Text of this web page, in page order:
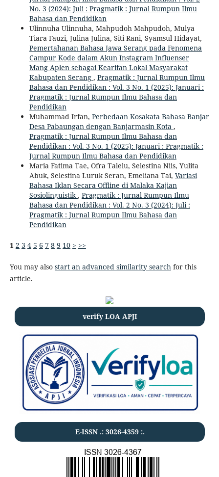
No. 3 (2024): Juli : Pragmatik : Jurnal Rumpun Ilmu
Bahasa dan Pendidikan
Ulinnuha Ulinnuha, Mahpudoh Mahpudoh, Mulya
Tiara Fauzi, Julina Julina, Siti Rani, Syamsul Hidayat,
Pemertahanan Bahasa Jawa Serang pada Fenomena
Campur Kode dalam Akun Instagram Influenser
Mang Aplen sebagai Kearifan Lokal Masyarakat
Kabupaten Serang , Pragmatik : Jurnal Rumpun Ilmu
Bahasa dan Pendidikan : Vol. 3 No. 1 (2025): Januari :
Pragmatik : Jurnal Rumpun Ilmu Bahasa dan
Pendidikan
Muhammad Irfan, Perbedaan Kosakata Bahasa Banjar
Desa Pabaungan dengan Banjarmasin Kota ,
Pragmatik : Jurnal Rumpun Ilmu Bahasa dan
Pendidikan : Vol. 3 No. 1 (2025): Januari : Pragmatik :
Jurnal Rumpun Ilmu Bahasa dan Pendidikan
Maria Fatima Tae, Ofra Talelu, Selestina Niis, Yulita
Abuk, Selestina Luruk Seran, Emeliana Tai, Variasi
Bahasa Iklan Secara Offline di Malaka Kajian
Sosiolinguistik, Pragmatik : Jurnal Rumpun Ilmu
Bahasa dan Pendidikan : Vol. 2 No. 3 (2024): Juli :
Pragmatik : Jurnal Rumpun Ilmu Bahasa dan
Pendidikan
1 2 3 4 5 6 7 8 9 10 > >>
You may also start an advanced similarity searchfor this
article.
verify LOA APJI
E-ISSN .: 3026-4359:.